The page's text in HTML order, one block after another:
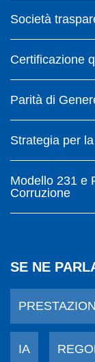
Società
Certificazione
Parità di
Strategia per
Modello 231 e
Corruzione
SE NE
IA